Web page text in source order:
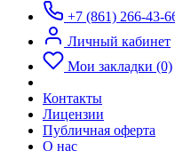
+7 (861) 266-43-
Личный кабинет
Мои закладки (0)
Контакты
Лицензии
Публичная оферта
О нас